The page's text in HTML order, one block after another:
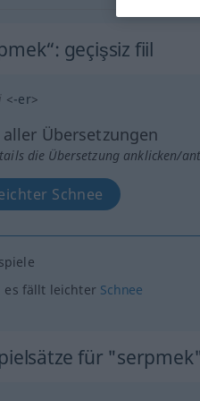
: geçişsiz fiil
<-er>
Übersetzungen
die Übersetzung anklicken/
Schnee
es fällt leichter Schnee
für "serpmek"